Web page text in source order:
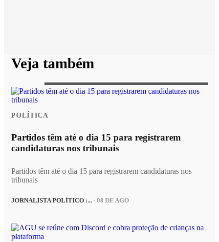
Veja também
POLÍTICA
Partidos têm até o dia 15 para registrarem
candidaturas nos tribunais
Partidos têm até o dia 15 para registrarem candidaturas nos
tribunais
JORNALISTA POLÍTICO :... - 08 DE AGO